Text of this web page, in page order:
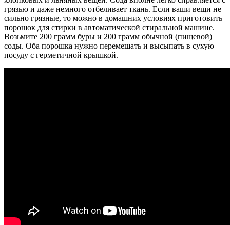
грязью и даже немного отбеливает ткань. Если ваши вещи не
сильно грязные, то можно в домашних условиях приготовить
порошок для стирки в автоматической стиральной машине.
Возьмите 200 грамм буры и 200 грамм обычной (пищевой)
соды. Оба порошка нужно перемешать и высыпать в сухую
посуду с герметичной крышкой.